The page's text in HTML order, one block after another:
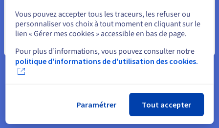
UNOWHY
Sélectionner un autre site web
Vous pouvez accepter tous les traceurs, les refuser ou
personnaliser vos choix à tout moment en cliquant sur le
lien « Gérer mes cookies » accessible en bas de page.
Pour plus d’informations, vous pouvez consulter notre
politique d'informations de d'utilisation des cookies.
Paramétrer Tout accepter